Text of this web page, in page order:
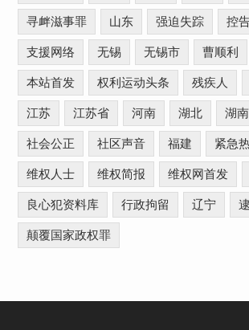
寻衅滋事罪 山东 强迫失踪 控
支援网络 无锡 无锡市 曹顺利
本站首发 权利运动头条 残疾人
江苏 江苏省 河南 湖北 湖南
社会公正 社区声音 福建 紧急
维权人士 维权简报 维权网首发
良心犯资料库 行政拘留 辽宁
颠覆国家政权罪